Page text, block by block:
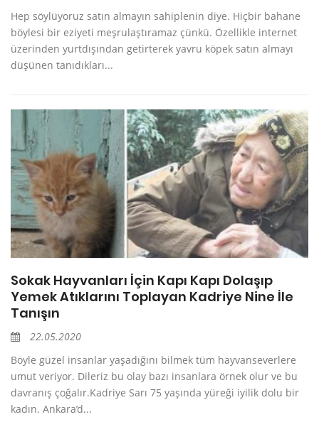
Hep söylüyoruz satın almayın sahiplenin diye. Hiçbir bahane
böylesi bir eziyeti meşrulaştıramaz çünkü. Özellikle internet
üzerinden yurtdışından getirterek yavru köpek satın almayı
düşünen tanıdıkları...
Sokak Hayvanları İçin Kapı Kapı Dolaşıp
Yemek Atıklarını Toplayan Kadriye Nine İle
Tanışın
22.05.2020
Böyle güzel insanlar yaşadığını bilmek tüm hayvanseverlere
umut veriyor. Dileriz bu olay bazı insanlara örnek olur ve bu
davranış çoğalır.Kadriye Sarı 75 yaşında yüreği iyilik dolu bir
kadın. Ankara’d...